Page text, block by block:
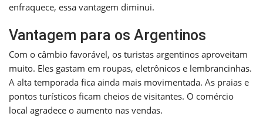
enfraquece, essa vantagem diminui.
Vantagem para os Argentinos
Com o câmbio favorável, os turistas argentinos aproveitam
muito. Eles gastam em roupas, eletrônicos e lembrancinhas.
A alta temporada fica ainda mais movimentada. As praias e
pontos turísticos ficam cheios de visitantes. O comércio
local agradece o aumento nas vendas.